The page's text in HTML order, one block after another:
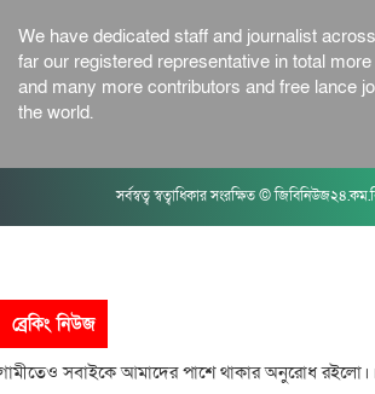
We have dedicated staff and journalist
far our registered representative in total
and many more contributors and free lance
the world.
সর্বস্বত্ব স্বত্বাধিকার সংরক্ষিত ©
ব্রেকিং নিউজ
আমাদের পাশে থাকার অনুরোধ রইলো।।